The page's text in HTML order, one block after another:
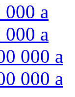
000 a
000 a
000 a
000 a